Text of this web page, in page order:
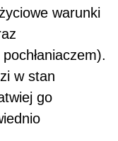
nam poważne
jak i